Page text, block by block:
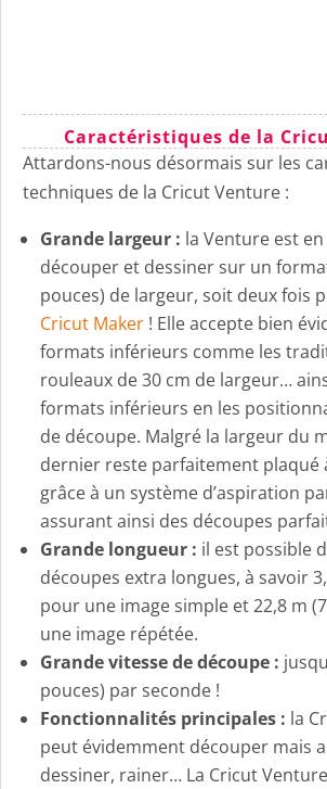
Caractéristiques de la
Attardons-nous désormais sur les
techniques de la Cricut Venture :
Grande largeur : la Venture est
découper et dessiner sur un
pouces) de largeur, soit deux fois
Cricut Maker ! Elle accepte bien
formats inférieurs comme les
rouleaux de 30 cm de largeur…
formats inférieurs en les
de découpe. Malgré la largeur du
dernier reste parfaitement plaqué
grâce à un système d’aspiration
assurant ainsi des découpes
Grande longueur : il est possible
découpes extra longues, à savoir
pour une image simple et 22,8 m
une image répétée.
Grande vitesse de découpe :
pouces) par seconde !
Fonctionnalités principales : la
peut évidemment découper mais
dessiner, rainer… La Cricut